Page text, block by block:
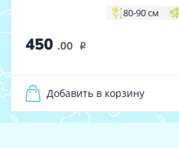
80-90 см
450 .00 i
Добавить в корзину